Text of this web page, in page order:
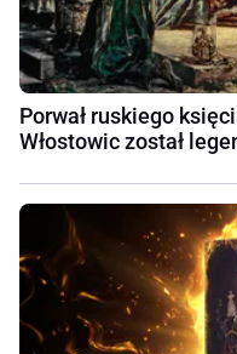
Porwał ruskiego
Włostowic został